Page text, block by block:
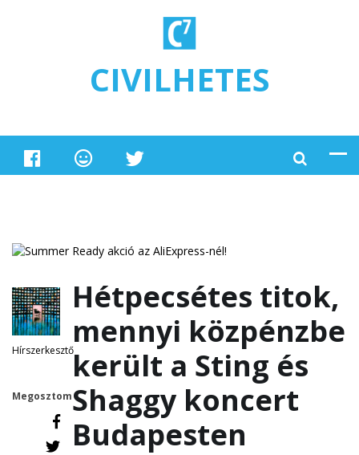
CIVILHETES
Hírszerkesztő
Megosztom
Hétpecsétes titok,
mennyi közpénzbe
került a Sting és
Shaggy koncert
Budapesten